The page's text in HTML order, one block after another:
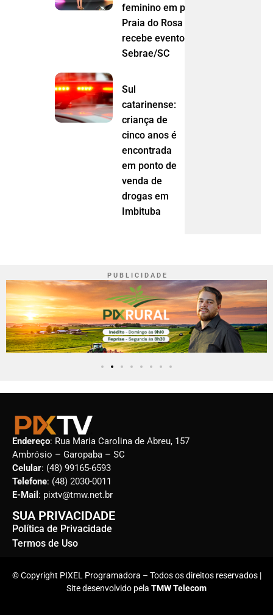
feminino em pauta:
Praia do Rosa
recebe evento do
Sebrae/SC
Sul
catarinense:
criança de
cinco anos é
encontrada
em ponto de
venda de
drogas em
Imbituba
P U B L I C I D A D E
Endereço: Rua Maria Carolina de Abreu, 157
Ambrósio – Garopaba – SC
Celular: (48) 99165-6593
Telefone: (48) 2030-0011
E-Mail : pixtv@tmw.net.br
SUA PRIVACIDADE
Política de Privacidade
Termos de Uso
© Copyright PIXEL Programadora – Todos os direitos reservados |
Site desenvolvido pela TMW Telecom